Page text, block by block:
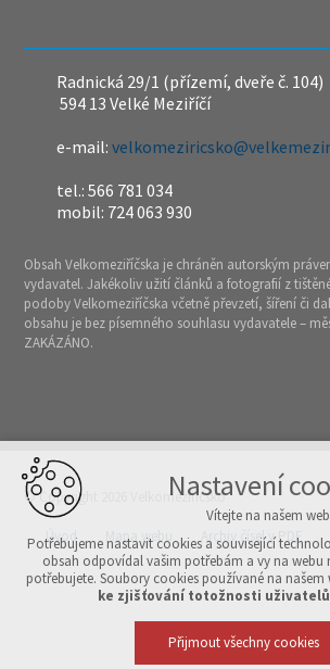
Radnická 29/1 (přízemí, dveře č. 104)
594 13 Velké Meziříčí
e-mail:
tel.: 566 781 034
mobil: 724 063 930
Obsah Velkomeziříčska je chráněn autorským
vydavatel. Jakékoliv užití článků a fotografií z
podoby Velkomeziříčska včetně převzetí, šíření či
obsahu je bez písemného souhlasu vydavatele –
ZAKÁZÁNO.
© Copyright 2026 Velkomeziříčsko
Úvod Mapa webu Archiv čísel v PDF
Nastavení
Vítejte na našem
Potřebujeme nastavit cookies a související
obsah odpovídal vašim potřebám a vy na webu
potřebujete. Soubory cookies používané na našem
ke zjišťování totožnosti
Přijmout všechny cookies